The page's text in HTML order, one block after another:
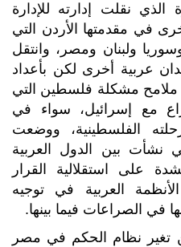
الذي نقلت إدارته للإدارة
في مقدمتها الأردن التي
ولبنان ومصر، وانتقل
عربية أخرى لكن بأعداد
مشكلة فلسطين التي
مع إسرائيل، سواء في
الفلسطينية، ووضعت
نشأت بين الدول العربية
على استقلالية القرار
العربية في توجيه
في الصراعات فيما بينها.
تغير نظام الحكم في مصر